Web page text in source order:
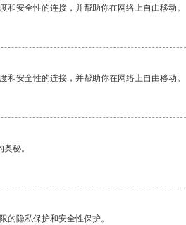
安全性的连接，并帮助你在网络上自由移动。
安全性的连接，并帮助你在网络上自由移动。
秘。
的隐私保护和安全性保护。